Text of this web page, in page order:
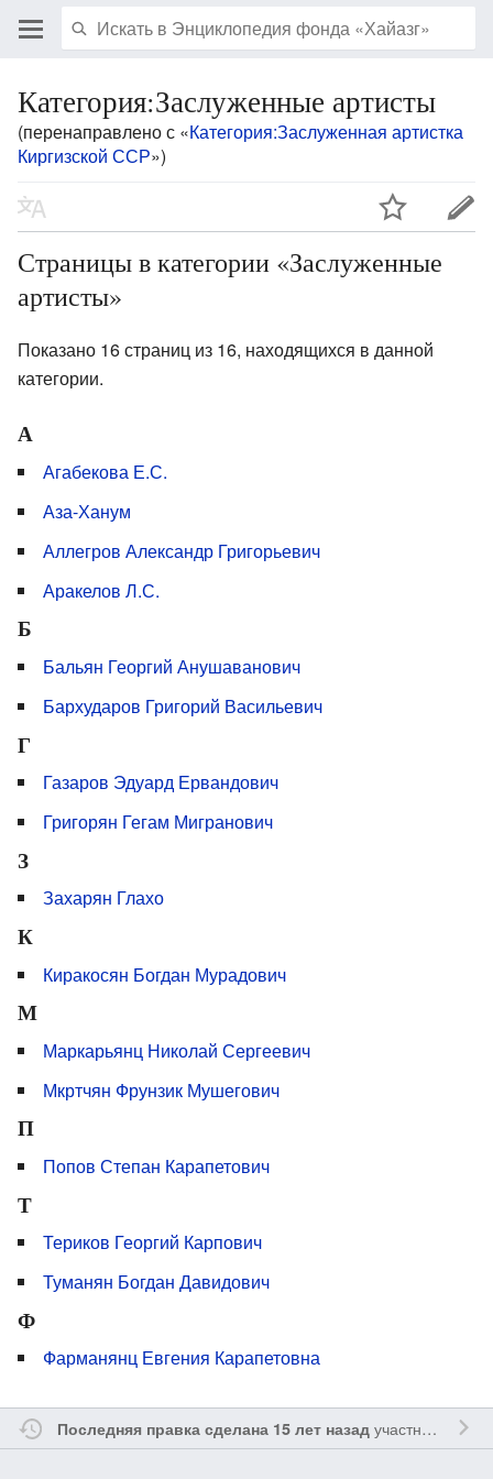
Категория:Заслуженные артисты
(перенаправлено с «Категория:Заслуженная артистка
Киргизской ССР»)
Страницы в категории «Заслуженные
артисты»
Показано 16 страниц из 16, находящихся в данной
категории.
А
Агабекова Е.С.
Аза-Ханум
Аллегров Александр Григорьевич
Аракелов Л.С.
Б
Бальян Георгий Анушаванович
Бархударов Григорий Васильевич
Г
Газаров Эдуард Ервандович
Григорян Гегам Мигранович
З
Захарян Глахо
К
Киракосян Богдан Мурадович
М
Маркарьянц Николай Сергеевич
Мкртчян Фрунзик Мушегович
П
Попов Степан Карапетович
Т
Териков Георгий Карпович
Туманян Богдан Давидович
Ф
Фарманянц Евгения Карапетовна
Последняя правка сделана 15 лет назадучастником